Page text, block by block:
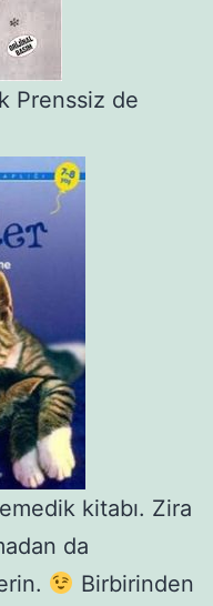
Prenssiz de
kitabı. Zira
da
Birbirinden